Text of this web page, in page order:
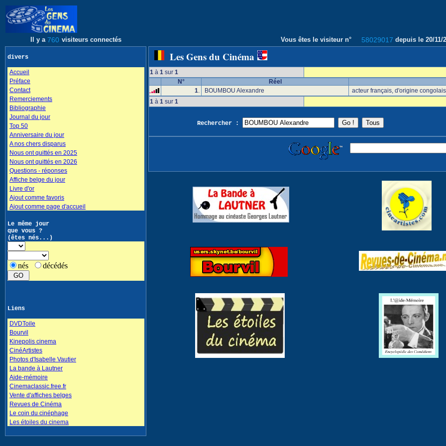
Il y a 760 visiteurs connectés Vous êtes le visiteur n° 58029017 depuis le 20/11/
divers
Accueil
Préface
Contact
Remerciements
Bibliographie
Journal du jour
Top 50
Anniversaire du jour
A nos chers disparus
Nous ont quittés en 2025
Nous ont quittés en 2026
Questions - réponses
Affiche belge du jour
Livre d'or
Ajout comme favoris
Ajout comme page d'accueil
Le même jour
que vous ?
(êtes nés...)
nés décédés
Liens
DVDToile
Bourvil
Kinepolis cinema
CinéArtistes
Photos d'Isabelle Vautier
La bande à Lautner
Aide-mémoire
Cinemaclassic.free.fr
Vente d'affiches belges
Revues de Cinéma
Le coin du cinéphage
Les étoiles du cinema
Les Gens du Cinéma
1 à 1 sur 1
N°
Réel
1. BOUMBOU Alexandre
acteur français, d'origine
1 à 1 sur 1
Rechercher :